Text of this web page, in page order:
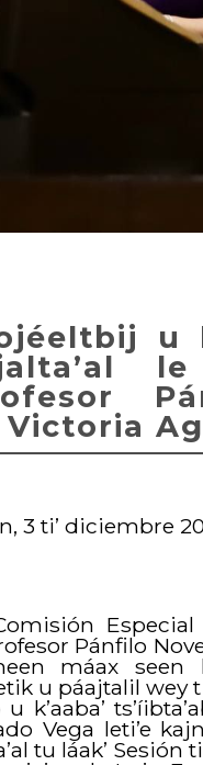
u
le
3 ti’ diciembre
Pánfilo
máax
u páajtalil wey
u k’aaba’
Vega leti’e
tu láak’ Sesión